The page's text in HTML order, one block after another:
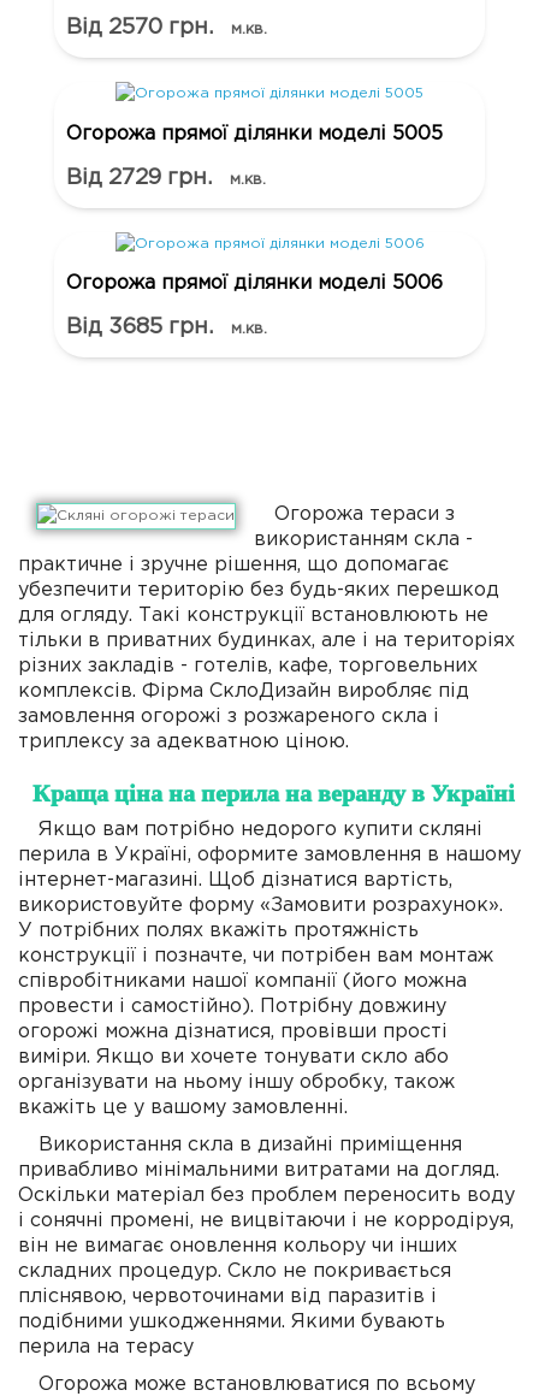
Від 2570 грн. м.кв.
Огорожа прямої ділянки моделі 5005
Від 2729 грн. м.кв.
Огорожа прямої ділянки моделі 5006
Від 3685 грн. м.кв.
Огорожа тераси з
використанням скла -
практичне і зручне рішення, що допомагає
убезпечити територію без будь-яких перешкод
для огляду. Такі конструкції встановлюють не
тільки в приватних будинках, але і на територіях
різних закладів - готелів, кафе, торговельних
комплексів. Фірма СклоДизайн виробляє під
замовлення огорожі з розжареного скла і
триплексу за адекватною ціною.
Краща ціна на перила на веранду в Україні
Якщо вам потрібно недорого купити скляні
перила в Україні, оформите замовлення в нашому
інтернет-магазині. Щоб дізнатися вартість,
використовуйте форму «Замовити розрахунок».
У потрібних полях вкажіть протяжність
конструкції і позначте, чи потрібен вам монтаж
співробітниками нашої компанії (його можна
провести і самостійно). Потрібну довжину
огорожі можна дізнатися, провівши прості
виміри. Якщо ви хочете тонувати скло або
організувати на ньому іншу обробку, також
вкажіть це у вашому замовленні.
Використання скла в дизайні приміщення
привабливо мінімальними витратами на догляд.
Оскільки матеріал без проблем переносить воду
і сонячні промені, не вицвітаючи і не корродіруя,
він не вимагає оновлення кольору чи інших
складних процедур. Скло не покривається
пліснявою, червоточинами від паразитів і
подібними ушкодженнями. Якими бувають
перила на терасу
Огорожа може встановлюватися по всьому